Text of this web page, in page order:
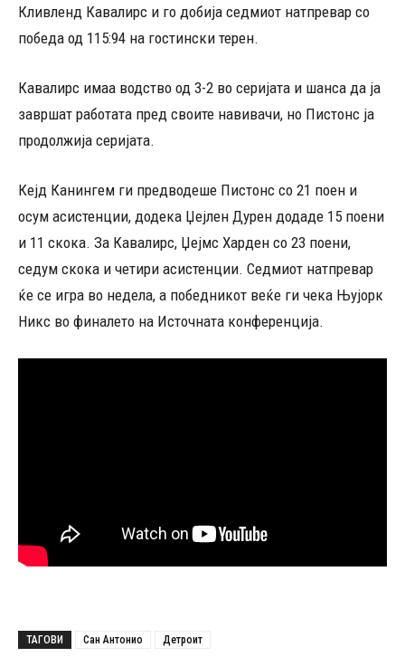
Кливленд Кавалирс и го добија седмиот натпревар со
победа од 115:94 на гостински терен.
Кавалирс имаа водство од 3-2 во серијата и шанса да ја
завршат работата пред своите навивачи, но Пистонс ја
продолжија серијата.
Кејд Канингем ги предводеше Пистонс со 21 поен и
осум асистенции, додека Џејлен Дурен додаде 15 поени
и 11 скока. За Кавалирс, Џејмс Харден со 23 поени,
седум скока и четири асистенции. Седмиот натпревар
ќе се игра во недела, а победникот веќе ги чека Њујорк
Никс во финалето на Источната конференција.
ТАГОВИ Сан Антонио Детроит